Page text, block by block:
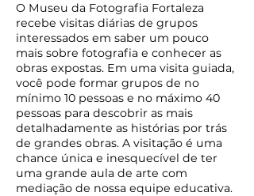
O Museu da Fotografia Fortaleza
recebe visitas diárias de grupos
interessados em saber um pouco
mais sobre fotografia e conhecer as
obras expostas. Em uma visita guiada,
você pode formar grupos de no
mínimo 10 pessoas e no máximo 40
pessoas para descobrir as mais
detalhadamente as histórias por trás
de grandes obras. A visitação é uma
chance única e inesquecível de ter
uma grande aula de arte com
mediação de nossa equipe educativa.